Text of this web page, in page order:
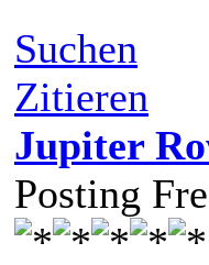
Suchen
Zitieren
Jupiter
Posting